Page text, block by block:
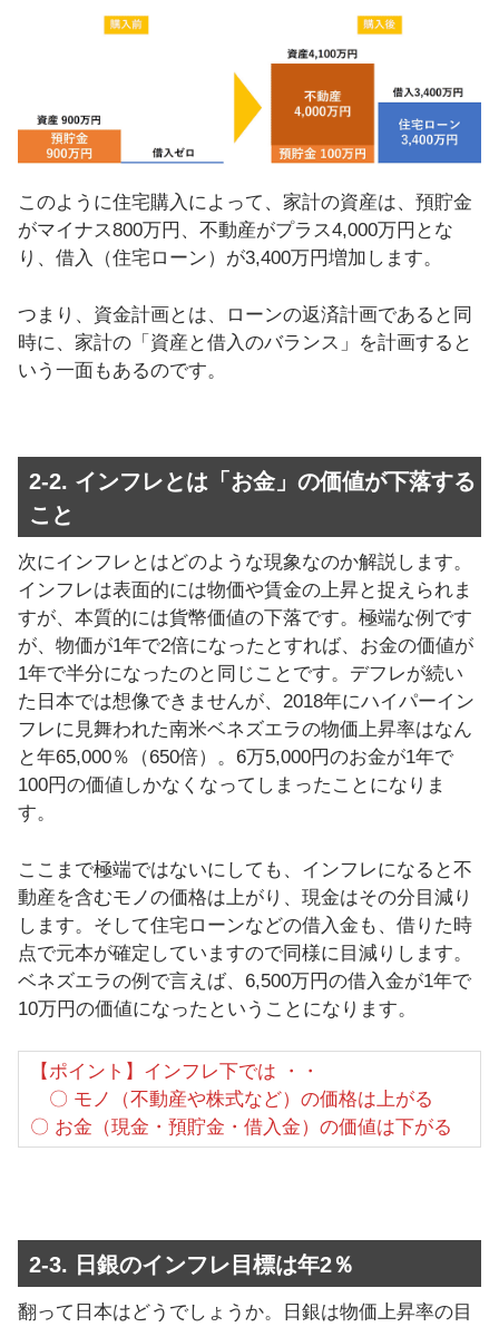
このように住宅購入によって、家計の資産は、預貯金
がマイナス800万円、不動産がプラス4,000万円とな
り、借入（住宅ローン）が3,400万円増加します。
つまり、資金計画とは、ローンの返済計画であると同
時に、家計の「資産と借入のバランス」を計画すると
いう一面もあるのです。
2-2. インフレとは「お金」の価値が下落する
こと
次にインフレとはどのような現象なのか解説します。
インフレは表面的には物価や賃金の上昇と捉えられま
すが、本質的には貨幣価値の下落です。極端な例です
が、物価が1年で2倍になったとすれば、お金の価値が
1年で半分になったのと同じことです。デフレが続い
た日本では想像できませんが、2018年にハイパーイン
フレに見舞われた南米ベネズエラの物価上昇率はなん
と年65,000％（650倍）。6万5,000円のお金が1年で
100円の価値しかなくなってしまったことになりま
す。
ここまで極端ではないにしても、インフレになると不
動産を含むモノの価格は上がり、現金はその分目減り
します。そして住宅ローンなどの借入金も、借りた時
点で元本が確定していますので同様に目減りします。
ベネズエラの例で言えば、6,500万円の借入金が1年で
10万円の価値になったということになります。
【ポイント】インフレ下では ・・
〇 モノ（不動産や株式など）の価格は上がる
〇 お金（現金・預貯金・借入金）の価値は下がる
2-3. 日銀のインフレ目標は年2％
翻って日本はどうでしょうか。日銀は物価上昇率の目